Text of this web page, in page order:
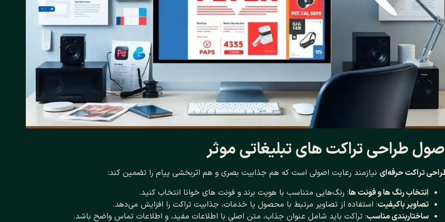
طراحی تراکت ‌های تبلیغاتی موثر
تراکت حرفه‌ای نیازمند رعایت اصولی است که هم جذابیت بصری و هم اثربخشی پیام را تضمین کند:
انتخاب رنگ‌ ها و فونت‌ ها: رنگ‌هایی متناسب با هویت برند و فونت ‌های خوانا انتخاب کنید.
تصاویر باکیفیت: استفاده از تصاویر مرتبط با محصول یا خدمات، جذابیت تراکت را افزایش می‌دهد.
ساختاربندی مناسب: تراکت باید شامل عنوان جذاب، متن اصلی با اطلاعات مفید، و اطلاعات تماس واضح باشد.